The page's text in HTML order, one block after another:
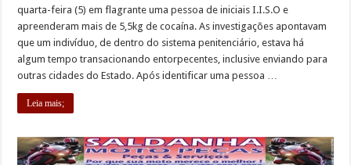
quarta-feira (5) em flagrante uma pessoa de iniciais I.I.S.O e
apreenderam mais de 5,5kg de cocaína. As investigações apontavam
que um indivíduo, de dentro do sistema penitenciário, estava há
algum tempo transacionando entorpecentes, inclusive enviando para
outras cidades do Estado. Após identificar uma pessoa …
Leia mais;